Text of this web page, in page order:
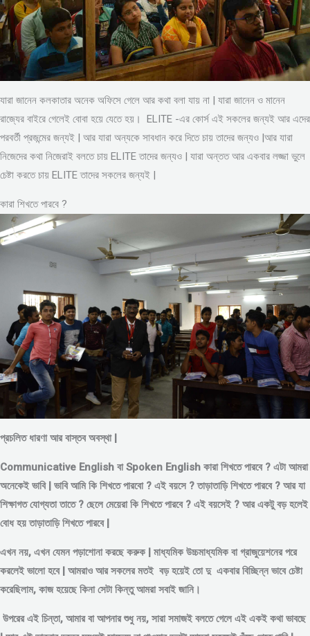
যারা জানেন কলকাতার অনেক অফিসে গেলে আর কথা বলা যায় না | যারা জানেন ও মানেন
রাজ্যের বাইরে গেলেই বোবা হয়ে যেতে হয়। ELITE -এর কোর্স এই সকলের জন্যই আর এদের
পরবর্তী প্রজন্মের জন্যই | আর যারা অন্যকে সাবধান করে দিতে চায় তাদের জন্যও |আর যারা
নিজেদের কথা নিজেরাই বলতে চায় ELITE তাদের জন্যও | যারা অন্তত আর একবার লজ্জা ভুলে
চেষ্টা করতে চায় ELITE তাদের সকলের জন্যই |
কারা শিখতে পারবে ?
প্রচলিত ধারণা আর বাস্তব অবস্থা |
Communicative English বা Spoken English কারা শিখতে পারবে ? এটা আমরা
অনেকেই ভাবি | ভাবি আমি কি শিখতে পারবো ? এই বয়সে ?তাড়াতাড়ি শিখতে পারবে ? আর যা
শিক্ষাগত যোগ্যতা তাতে ? ছেলে মেয়েরা কি শিখতে পারবে ? এই বয়সেই ? আর একটু বড় হলেই
বোধ হয় তাড়াতাড়ি শিখতে পারবে |
এখন নয়, এখন যেমন পড়াশোনা করছে করুক | মাধ্যমিক উচ্চমাধ্যমিক বা গ্রাজুয়েশনের পরে
করলেই ভালো হবে | আমরাও আর সকলের মতই বড় হয়েই তো দু একবার বিচ্ছিন্নভাবেচেষ্টা
করেছিলাম, কাজ হয়েছে কিনা সেটা কিন্তু আমরা সবাই জানি।
উপরের এই চিন্তা, আমার বা আপনার শুধু নয়, সারা সমাজই বলতে গেলে এই একই কথা ভাবছে